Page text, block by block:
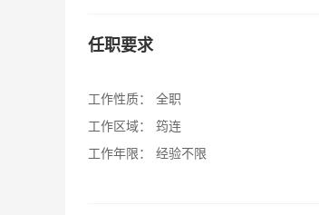
任职要求
工作性质：
全职
工作区域：
筠连
工作年限：
经验不限